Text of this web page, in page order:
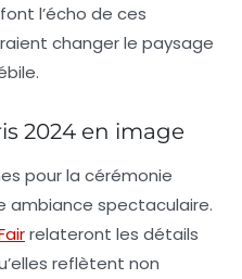
l’écho de ces
changer le paysage
2024 en image
pour la cérémonie
ambiance spectaculaire.
relateront les détails
reflètent non